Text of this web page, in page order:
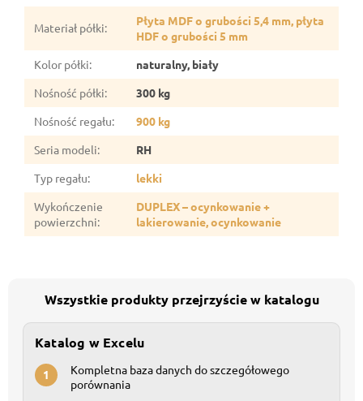
Materiał półki:
Płyta MDF o grubości 5,4 mm, płyta
HDF o grubości 5 mm
Kolor półki:
naturalny, biały
Nośność półki:
300 kg
Nośność regału:
900 kg
Seria modeli:
RH
Typ regału:
lekki
Wykończenie
powierzchni:
DUPLEX – ocynkowanie +
lakierowanie, ocynkowanie
Wszystkie produkty przejrzyście w katalogu
Katalog w Excelu
1
Kompletna baza danych do szczegółowego
porównania